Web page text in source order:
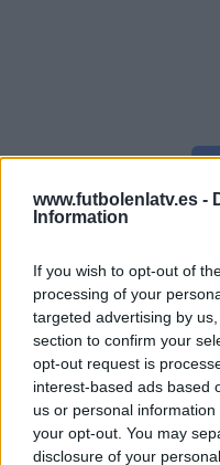
www.futbolenlatv.es -
Information
If you wish to opt-out of
processing of your
targeted advertising by
section to confirm your
opt-out request is
interest-based ads based
us or personal
your opt-out. You may
disclosure of your
A fecha de hoy08/08/2026y
estadísticos de cuándo y
enEspaña, que fue el 05/09/